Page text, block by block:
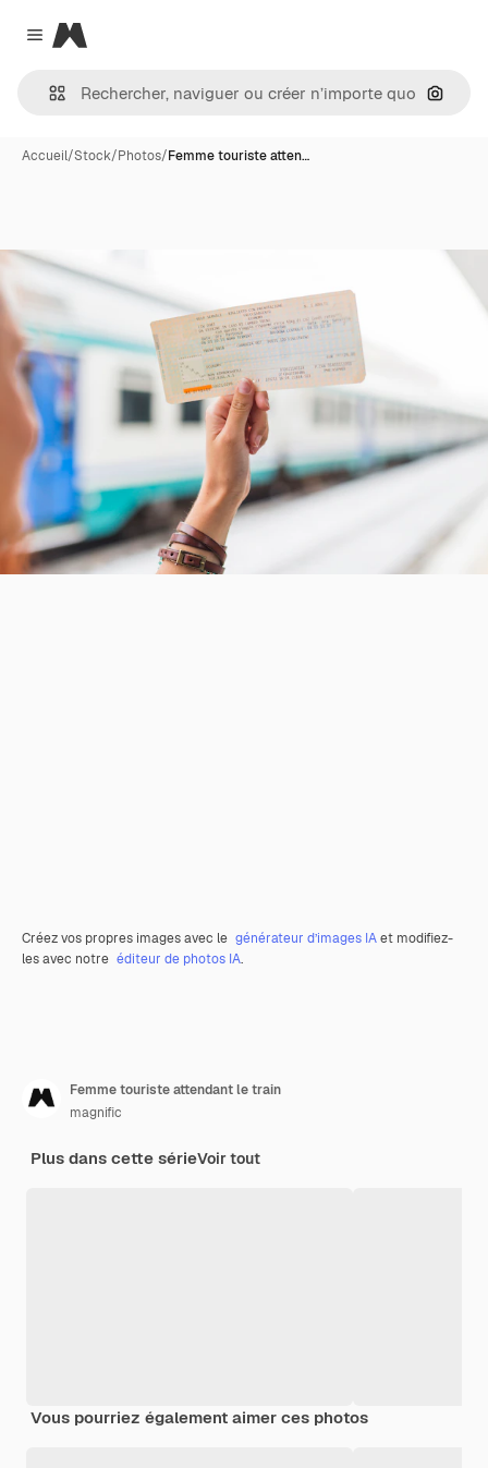
Close menu
Magnific
Accueil/Stock/Photos/Femme touriste atten…
Créez vos propres images avec le générateur d’images IAet modifiez-
les avec notre éditeur de photos IA.
Femme touriste attendant le train
magnific
Plus dans cette sérieVoir tout
Vous pourriez également aimer ces photos